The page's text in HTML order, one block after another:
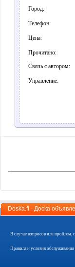
Город:
Телефон:
Цена:
Прочитано:
Связь с автором:
Управление:
Doska.fi - Доска
В случае вопросов или проблем,
Правила и условия обслуживания